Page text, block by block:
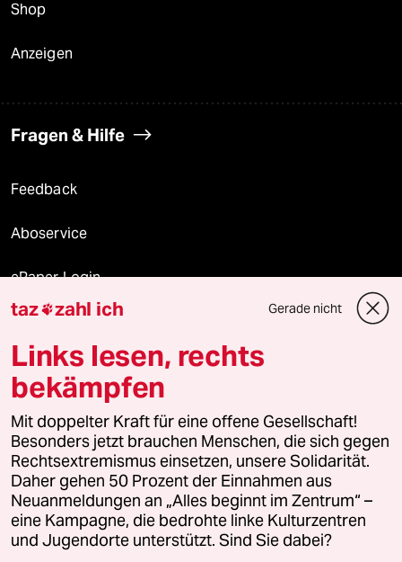
Shop
Anzeigen
Fragen & Hilfe
Feedback
Aboservice
ePaper Login
Downloads für Abonnierende
© 2026 taz Verlags und Vertriebs GmbH
Alle Rechte vorbehalten. Bei rechtlichen Fragen oder für Genehmigungen
wenden Sie sich bitte an lizenzen@taz.de
Feedback Redaktionsstatut Kommune-Richtlinien
Leitlinie Informant Datenschutz Impressum AGB
taz zahl ich Gerade nicht
Links lesen, rechts
bekämpfen
Mit doppelter Kraft für eine offene Gesellschaft!
Besonders jetzt brauchen Menschen, die sich gegen
Rechtsextremismus einsetzen, unsere Solidarität.
Daher gehen 50 Prozent der Einnahmen aus
Neuanmeldungen an „Alles beginnt im Zentrum“ –
eine Kampagne, die bedrohte linke Kulturzentren
und Jugendorte unterstützt. Sind Sie dabei?